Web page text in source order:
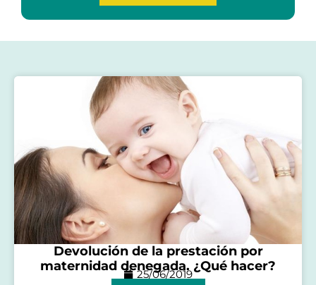
Devolución de la prestación por
maternidad denegada. ¿Qué hacer?
25/06/2019